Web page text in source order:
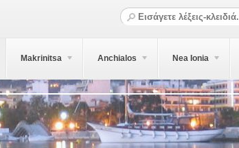
Makrinitsa Anchialos Nea Ionia